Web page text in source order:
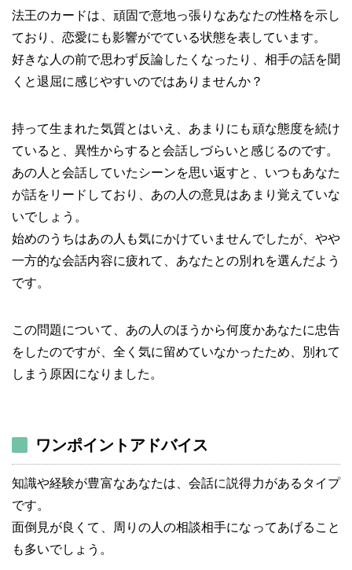
法王のカードは、頑固で意地っ張りなあなたの性格を示し
ており、恋愛にも影響がでている状態を表しています。
好きな人の前で思わず反論したくなったり、相手の話を聞
くと退屈に感じやすいのではありませんか？
持って生まれた気質とはいえ、あまりにも頑な態度を続け
ていると、異性からすると会話しづらいと感じるのです。
あの人と会話していたシーンを思い返すと、いつもあなた
が話をリードしており、あの人の意見はあまり覚えていな
いでしょう。
始めのうちはあの人も気にかけていませんでしたが、やや
一方的な会話内容に疲れて、あなたとの別れを選んだよう
です。
この問題について、あの人のほうから何度かあなたに忠告
をしたのですが、全く気に留めていなかったため、別れて
しまう原因になりました。
ワンポイントアドバイス
知識や経験が豊富なあなたは、会話に説得力があるタイプ
です。
面倒見が良くて、周りの人の相談相手になってあげること
も多いでしょう。